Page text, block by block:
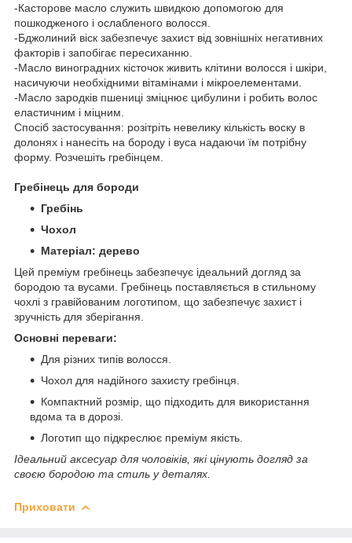
-Касторове масло служить швидкою допомогою для
пошкодженого і ослабленого волосся.
-Бджолиний віск забезпечує захист від зовнішніх негативних
факторів і запобігає пересиханню.
-Масло виноградних кісточок живить клітини волосся і шкіри,
насичуючи необхідними вітамінами і мікроелементами.
-Масло зародків пшениці зміцнює цибулини і робить волос
еластичним і міцним.
Спосіб застосування: розітріть невелику кількість воску в
долонях і нанесіть на бороду і вуса надаючи їм потрібну
форму. Розчешіть гребінцем.
Гребінець для бороди
Гребінь
Чохол
Матеріал: дерево
Цей преміум гребінець забезпечує ідеальний догляд за
бородою та вусами. Гребінець поставляється в стильному
чохлі з гравійованим логотипом, що забезпечує захист і
зручність для зберігання.
Основні переваги:
Для різних типів волосся.
Чохол для надійного захисту гребінця.
Компактний розмір, що підходить для використання
вдома та в дорозі.
Логотип що підкреслює преміум якість.
Ідеальний аксесуар для чоловіків, які цінують догляд за
своєю бородою та стиль у деталях.
Приховати